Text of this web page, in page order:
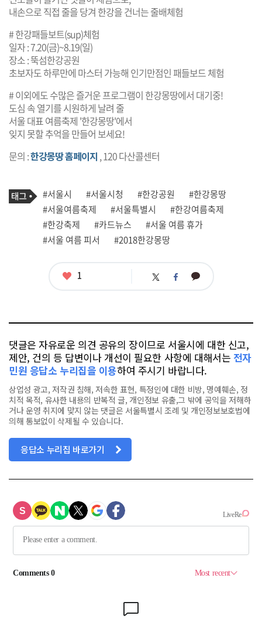
내손으로 직접 줄을 당겨 한강을 건너는 줄배체험
# 한강패들보트(sup)체험
일자 : 7.20(금)~8.19(일)
장소 : 뚝섬한강공원
초보자도 하루만에 마스터 가능해 인기만점인 패들보드 체험
# 이외에도 수많은 즐거운 프로그램이 한강몽땅에서 대기중!
도심 속 열기를 시원하게 날려 줄
서울 대표 여름축제 '한강몽땅'에서
잊지 못할 추억을 만들어 보세요!
문의 :한강몽땅 홈페이지 , 120 다산콜센터
기
사
관
련
태
그
태
그
#서울시 #서울시청 #한강공원
#한강몽땅
#서울여름축제
#서울특별시
#한강여름축제
#한강축제
#카드뉴스
#서울 여름 휴가
#서울 여름 피서
#2018한강몽땅
좋1 트 페 카
댓글은 자유로운 의견 공유의 장이므로 서울시에 대한 신고,
제안, 건의 등 답변이나 개선이 필요한 사항에 대해서는 전자
민원 응답소 누리집을 이용하여 주시기 바랍니다.
상업성 광고, 저작권 침해, 저속한 표현, 특정인에 대한 비방, 명예훼손, 정
치적 목적, 유사한 내용의 반복적 글, 개인정보 유출,그 밖에 공익을 저해하
거나 운영 취지에 맞지 않는 댓글은 서울특별시 조례 및 개인정보보호법에
의해 통보없이 삭제될 수 있습니다.
응답소 누리집 바로가기